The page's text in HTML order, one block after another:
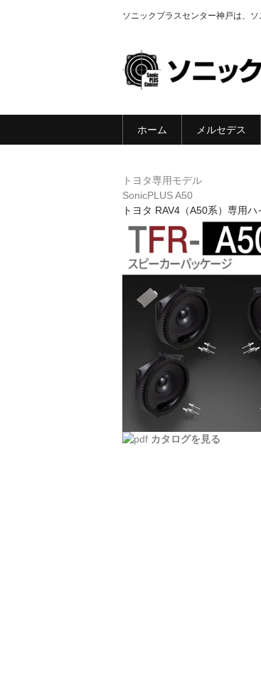
ソニックプラスセンター神戸は、
ホーム メルセデス
トヨタ専用モデル
SonicPLUS A50
トヨタ RAV4（A50系）専用
カタログを見る